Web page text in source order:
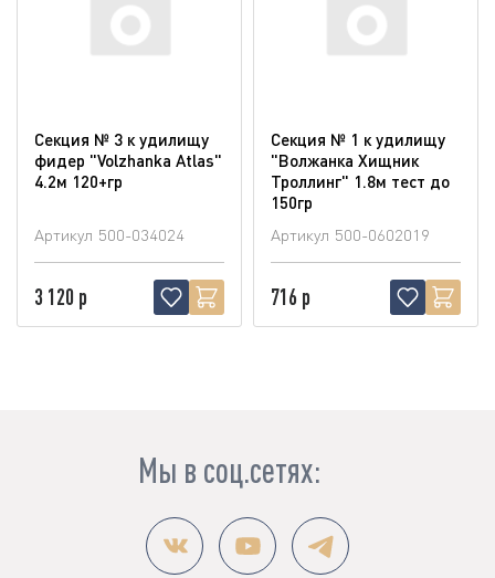
Секция № 3 к удилищу
фидер "Volzhanka Atlas"
4.2м 120+гр
Артикул 500-034024
3 120 р
Секция № 1 к удилищу
"Волжанка Хищник
Троллинг" 1.8м тест до
150гр
Артикул 500-0602019
716 р
Мы в соц.сетях: